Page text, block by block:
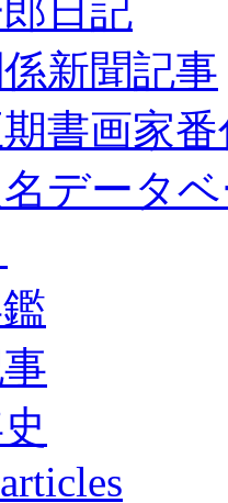
日記
新聞記事
書画家
データ